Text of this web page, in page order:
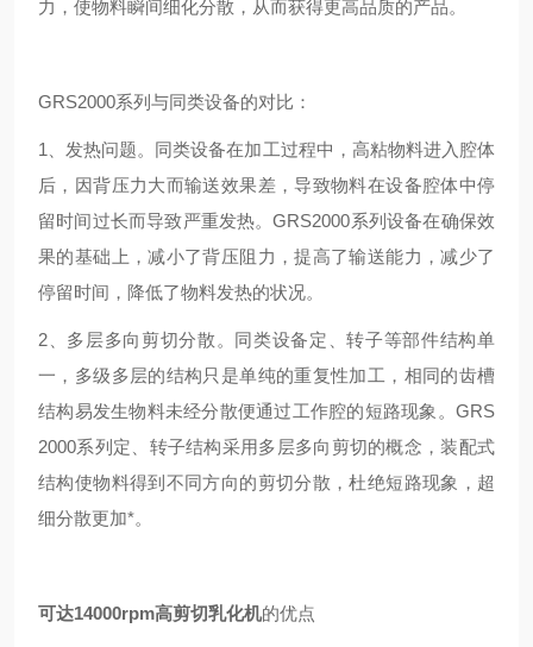
力，使物料瞬间细化分散，从而获得更高品质的产品。
GRS2000系列与同类设备的对比：
1、发热问题。同类设备在加工过程中，高粘物料进入腔体
后，因背压力大而输送效果差，导致物料在设备腔体中停
留时间过长而导致严重发热。GRS2000系列设备在确保效
果的基础上，减小了背压阻力，提高了输送能力，减少了
停留时间，降低了物料发热的状况。
2、多层多向剪切分散。同类设备定、转子等部件结构单
一，多级多层的结构只是单纯的重复性加工，相同的齿槽
结构易发生物料未经分散便通过工作腔的短路现象。GRS
2000系列定、转子结构采用多层多向剪切的概念，装配式
结构使物料得到不同方向的剪切分散，杜绝短路现象，超
细分散更加*。
可达14000rpm高剪切乳化机的优点